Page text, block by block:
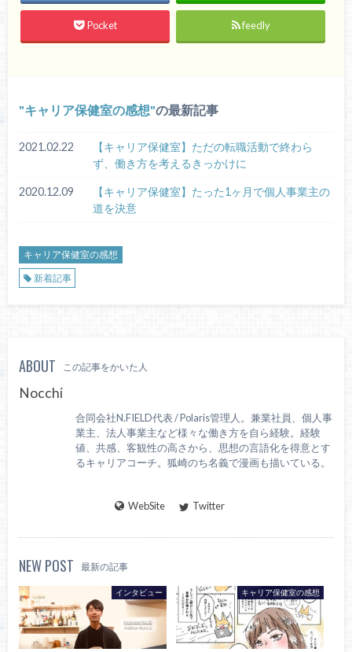
Pocket feedly
キャリア保健室の感想 の最新記事
2021.02.22
【キャリア保健室】ただの転職活動で終わら
ず、働き方を考えるきっかけに
2020.12.09
【キャリア保健室】たった1ヶ月で個人事業主の
道を決意
キャリア保健室の感想
新着記事
ABOUT この記事をかいた人
Nocchi
合同会社N.FIELD代表 / Polaris管理人。兼業社員、個人事
業主、法人事業主など様々な働き方を自ら経験。経験
値、共感、客観性の高さから、思想の言語化を得意とす
るキャリアコーチ。狐崎のち名義で漫画も描いている。
WebSite Twitter
NEW POST 最新の記事
インタビュー キャリア保健室の感想